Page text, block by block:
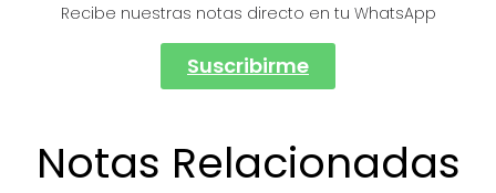
Recibe nuestras notas directo en tu WhatsApp
Suscribirme
Notas Relacionadas